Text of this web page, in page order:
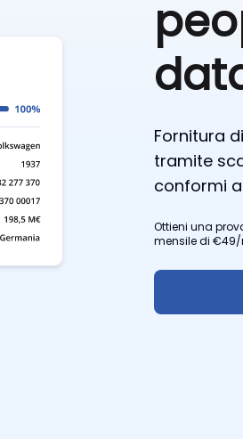
Fornitura
tramite
conformi al
Ottieni una
mensile di €49/